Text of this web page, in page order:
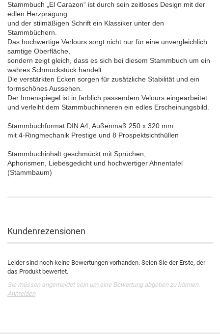
Stammbuch „El Carazon“ ist durch sein zeitloses Design mit der
edlen Herzprägung
und der stilmäßigen Schrift ein Klassiker unter den
Stammbüchern.
Das hochwertige Verlours sorgt nicht nur für eine unvergleichlich
samtige Oberfläche,
sondern zeigt gleich, dass es sich bei diesem Stammbuch um ein
wahres Schmuckstück handelt.
Die verstärkten Ecken sorgen für zusätzliche Stabilität und ein
formschönes Aussehen.
Der Innenspiegel ist in farblich passendem Velours eingearbeitet
und verleiht dem Stammbuchinneren ein edles Erscheinungsbild.
Stammbuchformat DIN A4, Außenmaß 250 x 320 mm.
mit 4-Ringmechanik Prestige und 8 Prospektsichthüllen
Stammbuchinhalt geschmückt mit Sprüchen,
Aphorismen, Liebesgedicht und hochwertiger Ahnentafel
(Stammbaum)
Kundenrezensionen
Leider sind noch keine Bewertungen vorhanden. Seien Sie der Erste, der
das Produkt bewertet.
Sie müssen angemeldet sein um eine Bewertung abgeben zu können.
Anmelden